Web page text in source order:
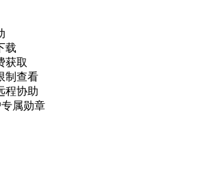
载
获取
制查看
程协助
属勋章